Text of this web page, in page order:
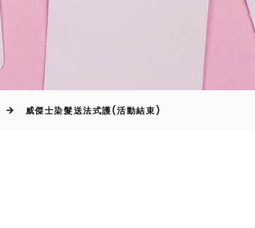
威傑士染髮送法式護(活動結束)